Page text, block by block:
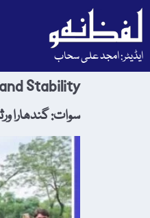
ایڈیٹر: امجد علی سحاب
Stability
سوات: گندھارا